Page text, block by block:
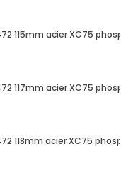
115mm acier XC75
117mm acier XC75
118mm acier XC75